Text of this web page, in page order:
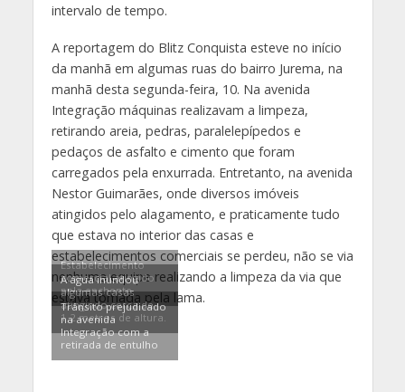
intervalo de tempo.
A reportagem do Blitz Conquista esteve no início
da manhã em algumas ruas do bairro Jurema, na
manhã desta segunda-feira, 10. Na avenida
Integração máquinas realizavam a limpeza,
retirando areia, pedras, paralelepípedos e
pedaços de asfalto e cimento que foram
carregados pela enxurrada. Entretanto, na avenida
Nestor Guimarães, onde diversos imóveis
atingidos pelo alagamento, e praticamente tudo
que estava no interior das casas e
estabelecimentos comerciais se perdeu, não se via
nenhuma equipe realizando a limpeza da via que
estava tomada pela lama.
Estabelecimento
comercial atingido
pela enchente
A água inundou
algumas casas
atingindo cerca de
1,2 metros de altura.
Trânsito prejudicado
na avenida
Integração com a
retirada de entulho